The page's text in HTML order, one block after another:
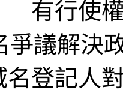
有行使
爭議解決
登記人